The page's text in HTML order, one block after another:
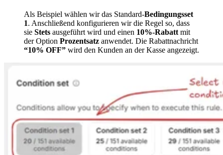
Als Beispiel wählen wir das Standard-Bedingungsset
1. Anschließend konfigurieren wir die Regel so, dass
sie Stets ausgeführt wird und einen 10%-Rabatt mit
der Option Prozentsatz anwendet. Die Rabattnachricht
“10% OFF” wird den Kunden an der Kasse angezeigt.